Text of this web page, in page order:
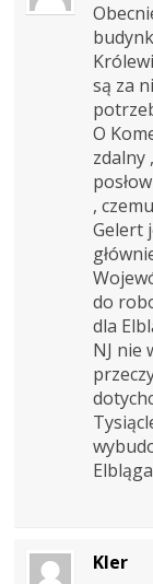
są za
O
zdalny
,
Gelert
do
dla
NJ nie
Kler